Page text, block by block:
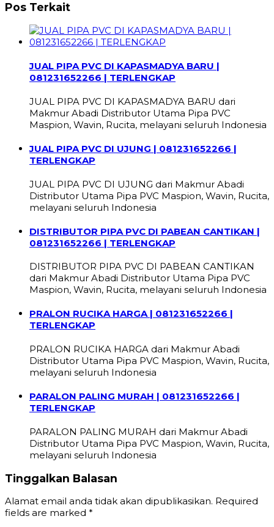
Pos Terkait
JUAL PIPA PVC DI KAPASMADYA BARU |
081231652266 | TERLENGKAP
JUAL PIPA PVC DI KAPASMADYA BARU dari
Makmur Abadi Distributor Utama Pipa PVC
Maspion, Wavin, Rucita, melayani seluruh Indonesia
JUAL PIPA PVC DI UJUNG | 081231652266 |
TERLENGKAP
JUAL PIPA PVC DI UJUNG dari Makmur Abadi
Distributor Utama Pipa PVC Maspion, Wavin, Rucita,
melayani seluruh Indonesia
DISTRIBUTOR PIPA PVC DI PABEAN CANTIKAN |
081231652266 | TERLENGKAP
DISTRIBUTOR PIPA PVC DI PABEAN CANTIKAN
dari Makmur Abadi Distributor Utama Pipa PVC
Maspion, Wavin, Rucita, melayani seluruh Indonesia
PRALON RUCIKA HARGA | 081231652266 |
TERLENGKAP
PRALON RUCIKA HARGA dari Makmur Abadi
Distributor Utama Pipa PVC Maspion, Wavin, Rucita,
melayani seluruh Indonesia
PARALON PALING MURAH | 081231652266 |
TERLENGKAP
PARALON PALING MURAH dari Makmur Abadi
Distributor Utama Pipa PVC Maspion, Wavin, Rucita,
melayani seluruh Indonesia
Tinggalkan Balasan
Alamat email anda tidak akan dipublikasikan. Required
fields are marked *